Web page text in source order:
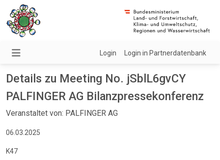
Login Login in Partnerdatenbank
Details zu Meeting No. jSblL6gvCY
PALFINGER AG Bilanzpressekonferenz
Veranstaltet von: PALFINGER AG
06.03.2025
K47